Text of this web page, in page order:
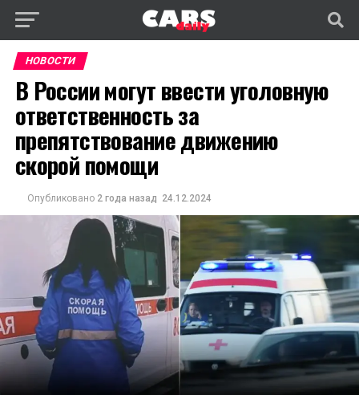
НОВОСТИ
В России могут ввести уголовную
ответственность за
препятствование движению
скорой помощи
Опубликовано 2 года назад 24.12.2024